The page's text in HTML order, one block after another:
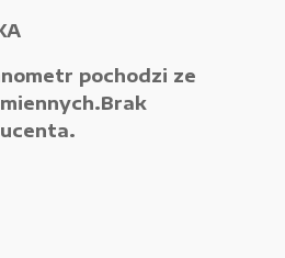
i hydrauliczne
warsztatowe
pochodzi ze